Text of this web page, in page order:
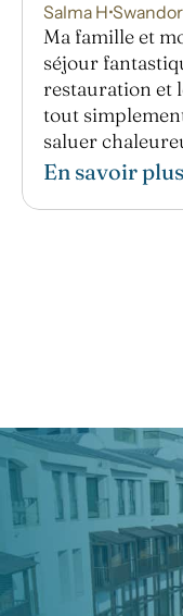
Salma H•
Ma famille et
séjour
restauration et
tout
saluer
Animation, qui
jours si
En savoir plus